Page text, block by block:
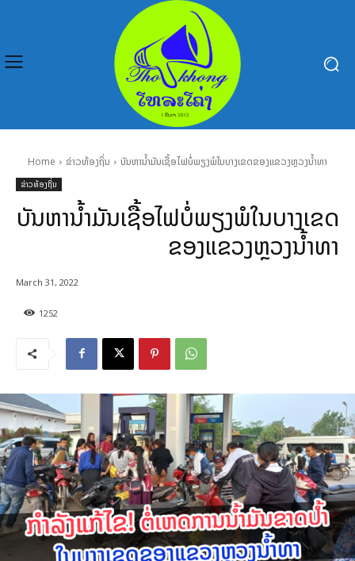
Home ຂ່າວທ້ອງຖິ່ນ ບັນຫານໍ້າມັນເຊື້ອໄຟບໍ່ພຽງພໍໃນບາງເຂດຂອງແຂວງຫຼວງນໍ້າທາ
ຂ່າວທ້ອງຖິ່ນ
ບັນຫານໍ້າມັນເຊື້ອໄຟບໍ່ພຽງພໍໃນບາງເຂດ
ຂອງແຂວງຫຼວງນໍ້າທາ
1252
March 31, 2022